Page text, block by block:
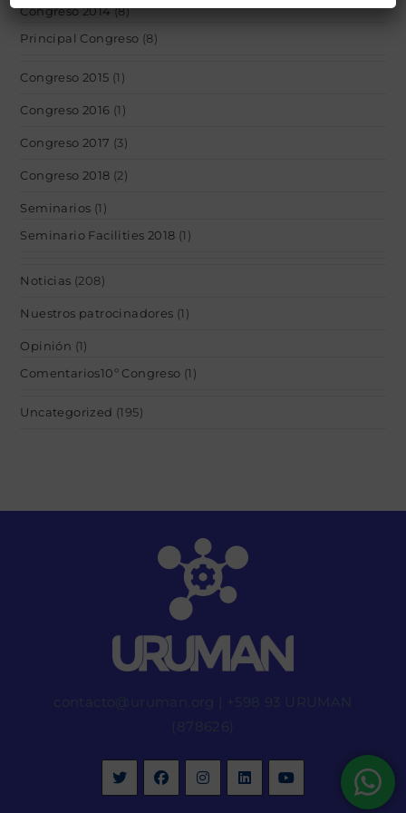
Congreso 2014 (8)
Principal Congreso (8)
Congreso 2015 (1)
Congreso 2016 (1)
Congreso 2017 (3)
Congreso 2018 (2)
Seminarios (1)
Seminario Facilities 2018 (1)
Noticias (208)
Nuestros patrocinadores (1)
Opinión (1)
Comentarios10º Congreso (1)
Uncategorized (195)